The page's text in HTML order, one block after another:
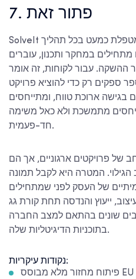
7. פתור זאת
SolveIt ממוקמת באיחוד האירופי ומטפלת כמעט בכל תהליך
במחקר ותכנון, עוברים
ההשקה. עבור לקוחות, זה אומר
ספקים רק כדי להוציא פרויקט
בגישה ארוכת טווח, ומתייחסים
מתמשכת ולא כאל משימה
חד-פעמית.
של פרויקטים ארגוניים, אך הם
המטרה היא לקבל תמונה
של העסק לפני שמתחילים
ייעוץ והנדסה תחת קורת גג
שונים בהתאם למצב החברה
בתוכניות הדיגיטליות שלה.
נקודות עיקריות:
פיתוח מחזור מלא מבוסס EU